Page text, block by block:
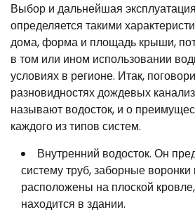
Выбор и дальнейшая
определяется такими
дома, форма и площадь крыши,
в том или ином использовании
условиях в регионе. Итак,
разновидностях дождевых
называют водосток, и о
каждого из типов систем.
Внутренний водосток. Он
систему труб, заборные воронки
расположены на плоской
находится в здании.